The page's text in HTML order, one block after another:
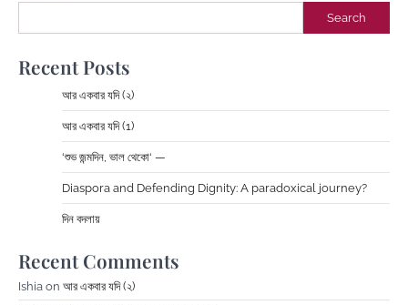
Search
Recent Posts
আর একবার যদি (২)
আর একবার যদি (1)
‘শুভ জন্মদিন, ভাল থেকো‘ —
Diaspora and Defending Dignity: A paradoxical journey?
দিন বদলায়
Recent Comments
Ishia on আর একবার যদি (২)